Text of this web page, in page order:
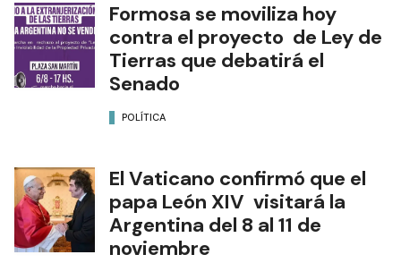
Formosa se moviliza hoy
contra el proyecto de Ley de
Tierras que debatirá el
Senado
POLÍTICA
El Vaticano confirmó que el
papa León XIV visitará la
Argentina del 8 al 11 de
noviembre